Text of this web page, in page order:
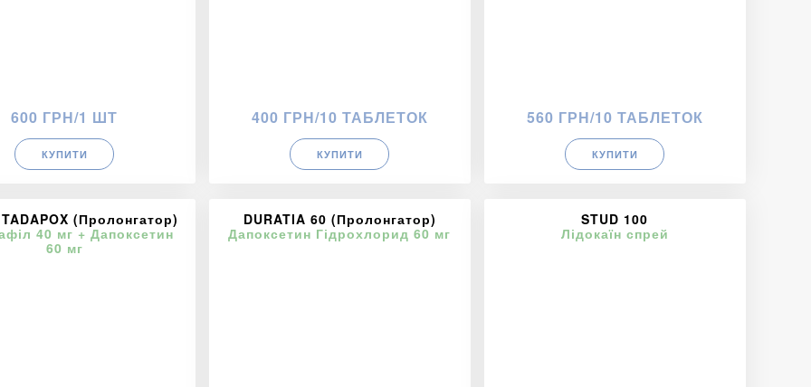
600 ГРН/1 ШТ
КУПИТИ
400 ГРН/10 ТАБЛЕТОК
КУПИТИ
560 ГРН/10 ТАБЛЕТОК
КУПИТИ
TADAPOX (Пролонгатор)
40 мг + Дапоксетин
60 мг
DURATIA 60 (Пролонгатор)
Дапоксетин Гідрохлорид 60 мг
STUD 100
Лідокаїн спрей